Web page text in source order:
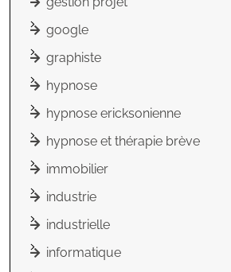
google
graphiste
hypnose
hypnose ericksonienne
hypnose et thérapie brève
immobilier
industrie
industrielle
informatique